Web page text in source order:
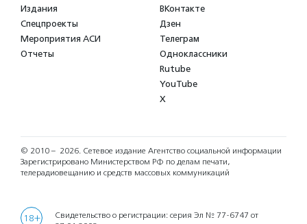
Издания
Спецпроекты
Мероприятия АСИ
Отчеты
ВКонтакте
Дзен
Телеграм
Одноклассники
Rutube
YouTube
X
© 2010 – 2026. Сетевое издание Агентство социальной информации
Зарегистрировано Министерством РФ по делам печати,
телерадиовещанию и средств массовых коммуникаций
18+
Свидетельство о регистрации: серия Эл № 77-6747 от